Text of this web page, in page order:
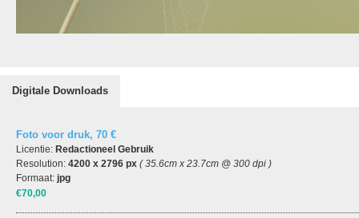
Digitale Downloads
Foto voor druk, 70 €
Licentie: Redactioneel Gebruik
Resolution: 4200 x 2796 px ( 35.6cm x 23.7cm @ 300 dpi )
Formaat: jpg
€70,00